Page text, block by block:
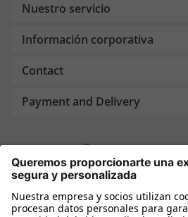
Nuestro servicio
Información corporativa
Contact
Payment and Delivery
Compra segura con
Más tiendas online